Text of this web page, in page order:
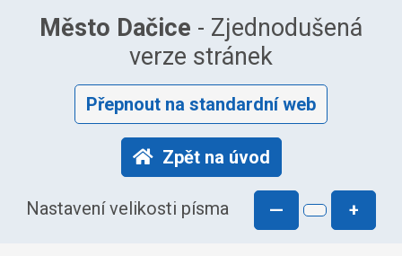
Město Dačice - Zjednodušená
verze stránek
Přepnout na standardní web
Zpět na úvod
Nastavení velikosti písma — +